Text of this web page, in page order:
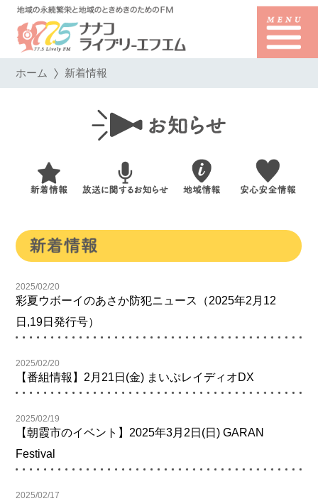
ホーム 新着情報
2025/02/20
彩夏ウボーイのあさか防犯ニュース（2025年2月12
日,19日発行号）
2025/02/20
【番組情報】2月21日(金) まいぷレイディオDX
2025/02/19
【朝霞市のイベント】2025年3月2日(日) GARAN
Festival
2025/02/17